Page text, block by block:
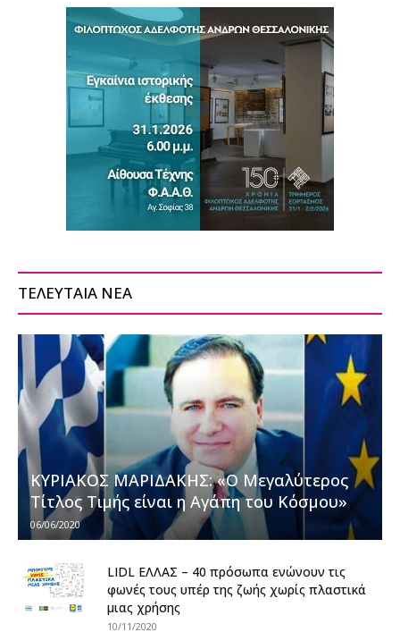
ΤΕΛΕΥΤΑΙΑ ΝΕΑ
ΚΥΡΙΑΚΟΣ ΜΑΡΙΔΑΚΗΣ: «Ο Μεγαλύτερος
Τίτλος Τιμής είναι η Αγάπη του Κόσμου»
06/06/2020
LIDL ΕΛΛΑΣ – 40 πρόσωπα ενώνουν τις
φωνές τους υπέρ της ζωής χωρίς πλαστικά
μιας χρήσης
10/11/2020